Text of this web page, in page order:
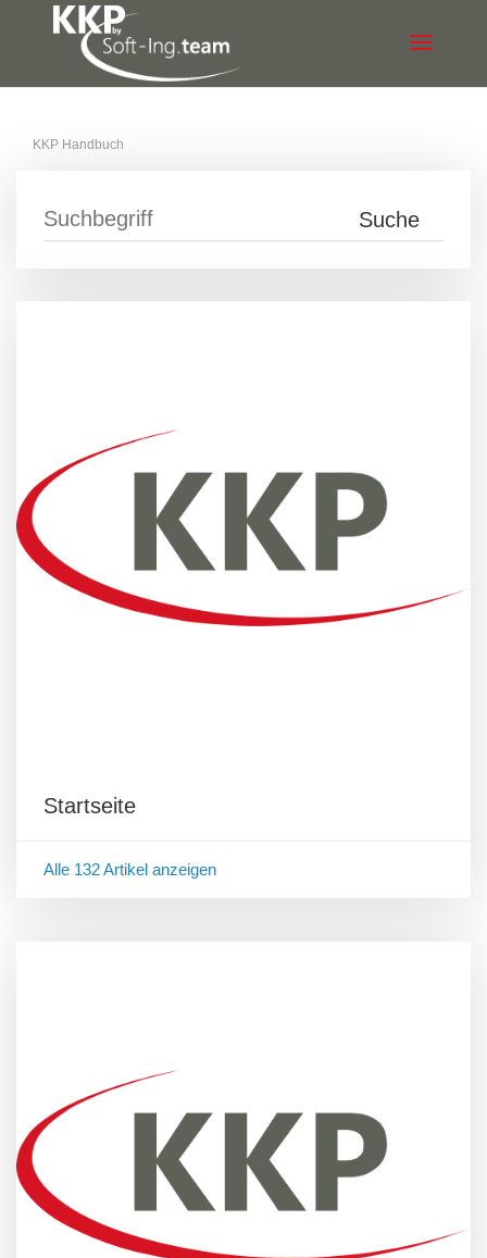
KKP Handbuch
Startseite
Alle 132 Artikel anzeigen